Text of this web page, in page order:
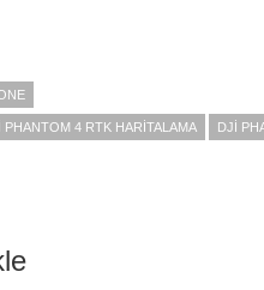
PHANTOM 4 RTK HARITALAMA DJI